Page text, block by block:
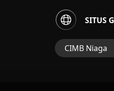
SITUS
CIMB Niaga